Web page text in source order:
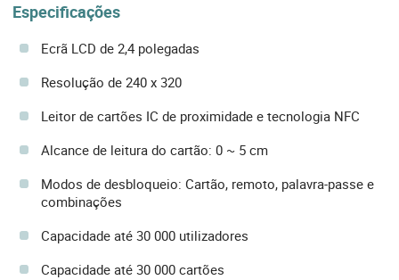
Especificações
Ecrã LCD de 2,4 polegadas
Resolução de 240 x 320
Leitor de cartões IC de proximidade e tecnologia NFC
Alcance de leitura do cartão: 0 ~ 5 cm
Modos de desbloqueio: Cartão, remoto, palavra-passe e
combinações
Capacidade até 30 000 utilizadores
Capacidade até 30 000 cartões